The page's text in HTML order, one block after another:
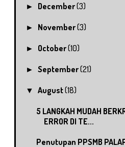
► December(3)
► November(3)
► October(10)
►September(21)
▼August(18)
5 LANGKAH MUDAH
ERROR DI TE...
Penutupan PPSMB